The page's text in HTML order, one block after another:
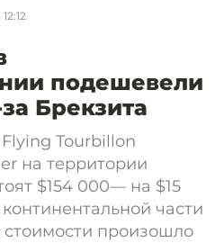
подешевели
Брекзита
Tourbillon
на территории
$154 000— на $15
части
произошло